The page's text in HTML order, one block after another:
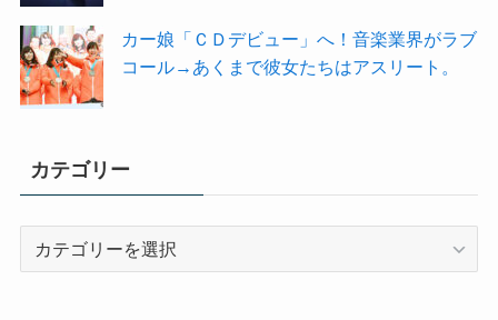
カー娘「ＣＤデビュー」へ！音楽業界がラブ
コール→あくまで彼女たちはアスリート。
カテゴリー